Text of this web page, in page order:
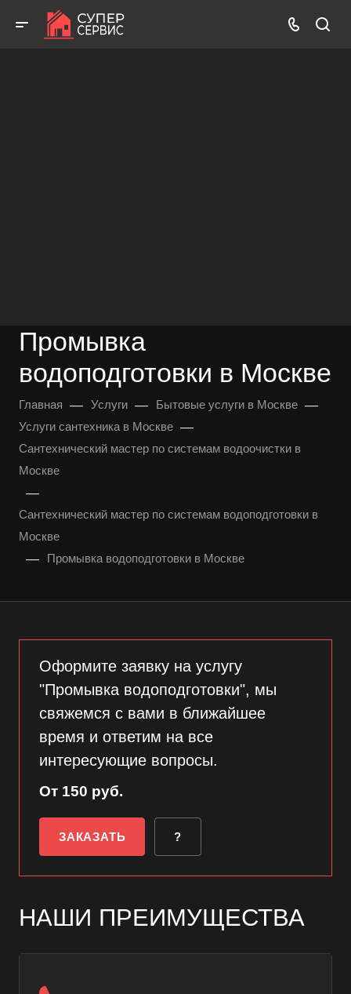
Промывка
водоподготовки в Москве
Главная — Услуги — Бытовые услуги в Москве —
Услуги сантехника в Москве —
Сантехнический мастер по системам водоочистки в
Москве
—
Сантехнический мастер по системам водоподготовки в
Москве
— Промывка водоподготовки в Москве
Оформите заявку на услугу
"Промывка водоподготовки", мы
свяжемся с вами в ближайшее
время и ответим на все
интересующие вопросы.
От 150 руб.
ЗАКАЗАТЬ ?
НАШИ ПРЕИМУЩЕСТВА